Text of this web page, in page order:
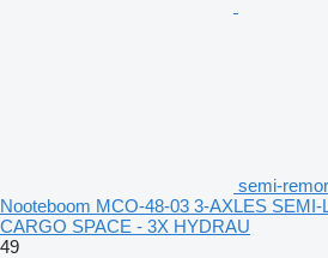
semi-
Nooteboom MCO-48-03 3-AXLES
CARGO SPACE - 3X HYDRAU
49